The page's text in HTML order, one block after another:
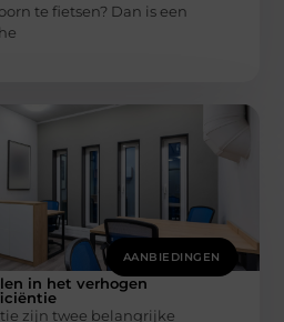
te fietsen? Dan is een
AANBIEDINGEN
in het verhogen
zijn twee belangrijke